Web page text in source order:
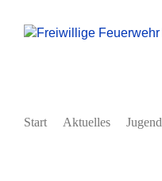
Inhalt
Start Aktuelles Jugend